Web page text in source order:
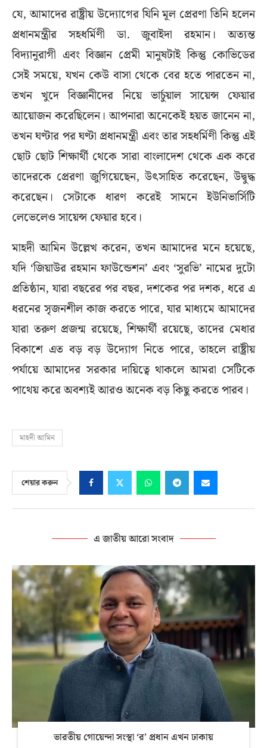
যে, আমাদের রাষ্ট্রীয় উদ্যোগের যিনি মূল প্রেরণা তিনি হলেন
প্রধানমন্ত্রীর সহধর্মিণী ডা. জুবাইদা রহমান। অত্যন্ত
বিদ্যানুরাগী এবং বিজ্ঞান প্রেমী মানুষটাই কিন্তু কোভিডের
সেই সময়ে, যখন কেউ বাসা থেকে বের হতে পারতেন না,
তখন খুদে বিজ্ঞানীদের নিয়ে ভার্চুয়াল সায়েন্স ফেয়ার
আয়োজন করেছিলেন। আপনারা অনেকেই হয়ত জানেন না,
তখন ঘণ্টার পর ঘণ্টা প্রধানমন্ত্রী এবং তার সহধর্মিণী কিন্তু এই
ছোট ছোট শিক্ষার্থী থেকে সারা বাংলাদেশ থেকে এক করে
তাদেরকে প্রেরণা জুগিয়েছেন, উৎসাহিত করেছেন, উদ্বুদ্ধ
করেছেন। সেটাকে ধারণ করেই সামনে ইউনিভার্সিটি
লেভেলেও সায়েন্স ফেয়ার হবে।
মাহদী আমিন উল্লেখ করেন, তখন আমাদের মনে হয়েছে,
যদি ‘জিয়াউর রহমান ফাউন্ডেশন’ এবং ‘সুরভি’ নামের দুটো
প্রতিষ্ঠান, যারা বছরের পর বছর, দশকের পর দশক, ধরে এ
ধরনের সৃজনশীল কাজ করতে পারে, যার মাধ্যমে আমাদের
যারা তরুণ প্রজন্ম রয়েছে, শিক্ষার্থী রয়েছে, তাদের মেধার
বিকাশে এত বড় বড় উদ্যোগ নিতে পারে, তাহলে রাষ্ট্রীয়
পর্যায়ে আমাদের সরকার দায়িত্বে থাকলে আমরা সেটিকে
পাথেয় করে অবশ্যই আরও অনেক বড় কিছু করতে পারব।
মাহদী আমিন
শেয়ার করুন
এ জাতীয় আরো সংবাদ
ভারতীয় গোয়েন্দা সংস্থা ‘র’ প্রধান এখন ঢাকায়